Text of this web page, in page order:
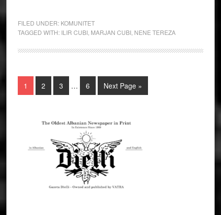
FILED UNDER: KOMUNITET
TAGGED WITH: ILIR CUBI, MARJAN CUBI, NENE TEREZA
1 2 3 … 6 Next Page »